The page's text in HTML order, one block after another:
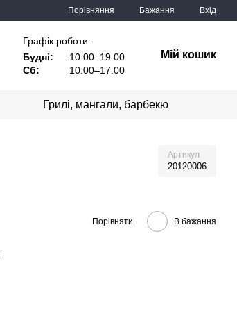
Порівняння Бажання Вхід
Графік роботи:
Будні:
10:00–19:00
Сб:
10:00–17:00
Мій кошик
Грилі, мангали, барбекю
Артикул
20120006
Порівняти В бажання